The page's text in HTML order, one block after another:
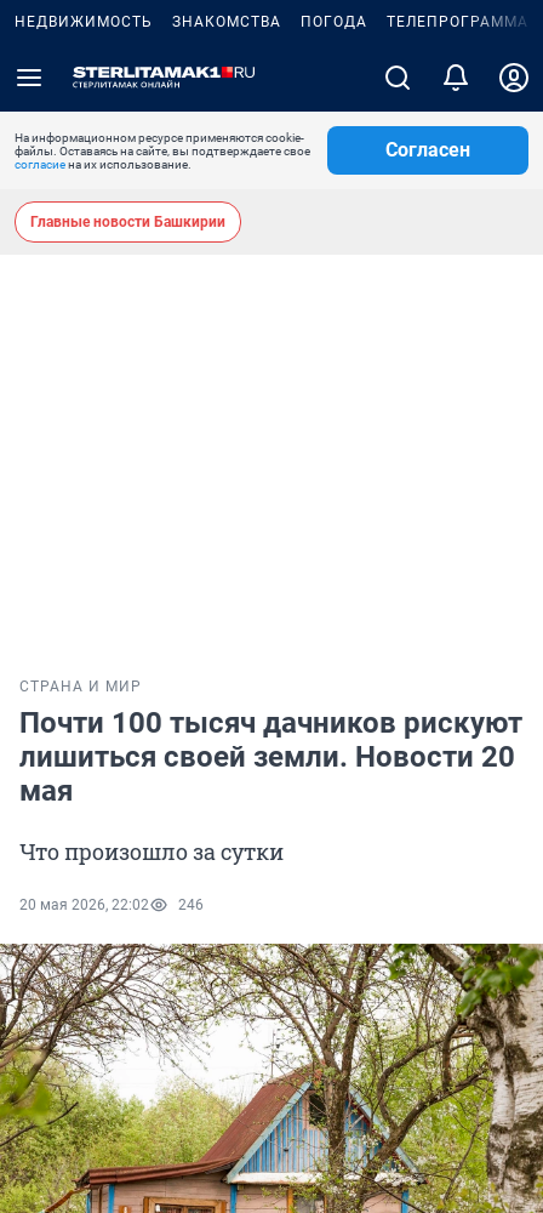
НЕДВИЖИМОСТЬ ЗНАКОМСТВА ПОГОДА ТЕЛЕПРОГРАММА
На информационном ресурсе применяются cookie-
файлы. Оставаясь на сайте, вы подтверждаете свое
согласиена их использование.
Согласен
Главные новости Башкирии
СТРАНА И МИР
Почти 100 тысяч дачников рискуют
лишиться своей земли. Новости 20
мая
Что произошло за сутки
20 мая 2026, 22:02 246